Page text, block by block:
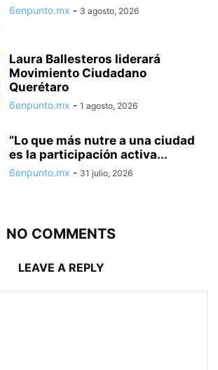
6enpunto.mx - 3 agosto, 2026
Laura Ballesteros liderará
Movimiento Ciudadano
Querétaro
6enpunto.mx - 1 agosto, 2026
“Lo que más nutre a una ciudad
es la participación activa...
6enpunto.mx - 31 julio, 2026
NO COMMENTS
LEAVE A REPLY